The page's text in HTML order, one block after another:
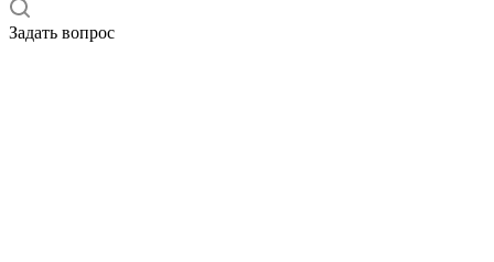
Задать вопрос